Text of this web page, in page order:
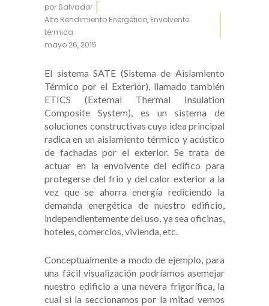
por Salvador
Alto Rendimiento Energético, Envolvente
térmica
mayo 26, 2015
El sistema SATE (Sistema de Aislamiento
Térmico por el Exterior), llamado también
ETICS (External Thermal Insulation
Composite System), es un sistema de
soluciones constructivas cuya idea principal
radica en un aislamiento térmico y acústico
de fachadas por el exterior. Se trata de
actuar en la envolvente del edifico para
protegerse del frio y del calor exterior a la
vez que se ahorra energía rediciendo la
demanda energética de nuestro edificio,
independientemente del uso, ya sea oficinas,
hoteles, comercios, vivienda, etc.
Conceptualmente a modo de ejemplo, para
una fácil visualización podríamos asemejar
nuestro edificio a una nevera frigorífica, la
cual si la seccionamos por la mitad vemos